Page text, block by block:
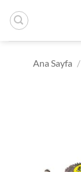
atla
Ana Sayfa /